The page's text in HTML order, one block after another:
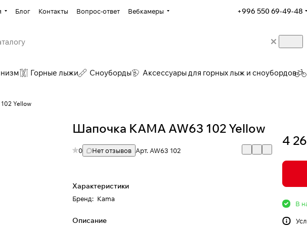
Блог Контакты Вопрос-ответ Вебкамеры +996 550 69-49-48
Горные лыжи Сноуборды Аксессуары для горных лыж и сноубордов
Yellow
Шапочка КАМА AW63 102 Yellow
0 Нет отзывов Арт. AW63 102
Характеристики
Бренд: Kama
Описание
4
В